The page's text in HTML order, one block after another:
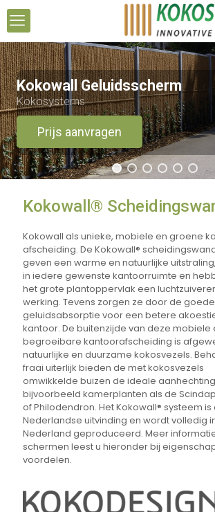
Kokowall Geluidsscherm
Kokosystems
Prijs aanvragen
Kokowall®
Kokowall als unieke, mobiele en groene
afscheiding. De Kokowall®
geven een warme en natuurlijke
in iedere gewenste kantoorruimte en
het grote plantoppervlak een
werking. Tevens zorgen ze door de goede
geluidsabsorptie voor een betere
kantoor. De buitenzijde van deze mobiele
begroeibare kantoorafscheiding is
natuurlijke en duurzame kokosvezels.
fraai uiterlijk bieden de met kokosvezels
omwikkelde buizen de ideale
bijvoorbeeld kamerplanten als de
of Philodendron. Het Kokowall® systeem is
Nederlandse uitvinding en wordt volledig
Nederland geproduceerd. Meer
schermen leest u hieronder bij
voordelen.